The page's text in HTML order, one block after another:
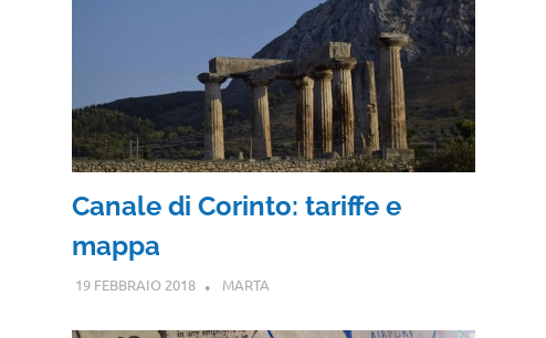
Canale di Corinto: tariffe e
mappa
19 FEBBRAIO 2018 MARTA